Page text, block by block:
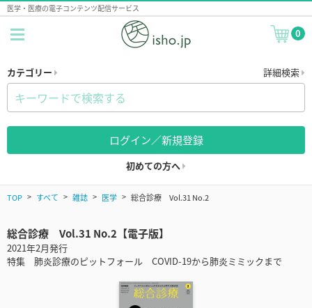
医学・医療の電子コンテンツ配信サービス
0
カテゴリー 詳細検索
ログイン／新規登録
初めての方へ
TOP すべて 雑誌 医学 総合診療 Vol.31 No.2
総合診療 Vol.31 No.2【電子版】
2021年2月発行
特集 肺炎診療のピットフォール COVID-19から肺炎ミミックまで